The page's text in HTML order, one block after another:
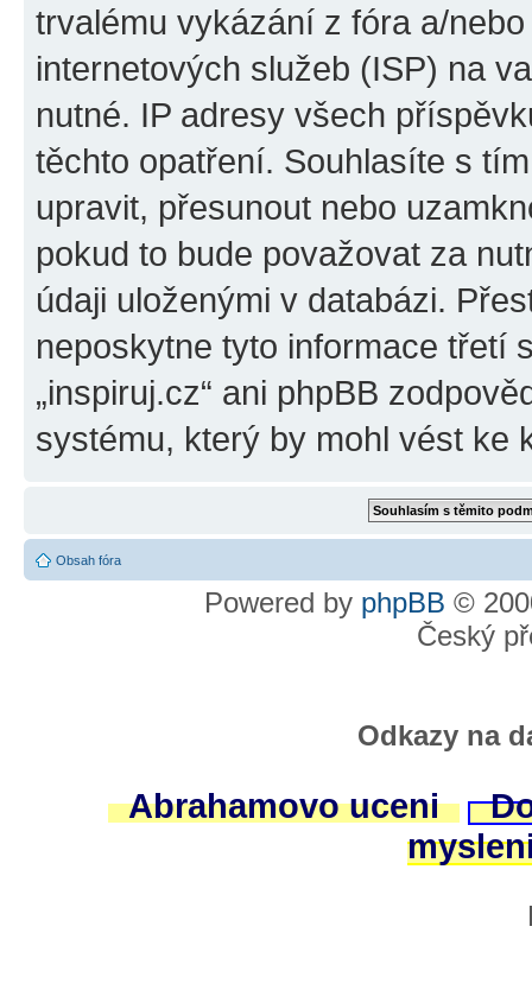
trvalému vykázání z fóra a/
internetových služeb (ISP) na
nutné. IP adresy všech
těchto opatření. Souhlasíte s
upravit, přesunout nebo
pokud to bude považovat za
údaji uloženými v databázi.
neposkytne tyto informace třetí
„inspiruj.cz“ ani phpBB
systému, který by mohl vést ke
Obsah fóra
Powered by phpBB ©
Český
Odkazy na
Abrahamovo uceni